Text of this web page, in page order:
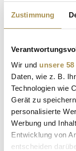
Zustimmung
Wir und unsere
Daten, wie z. B.
Technologien wie
Gerät zu
personalisierte
Werbung und
Entwicklung von
entscheiden